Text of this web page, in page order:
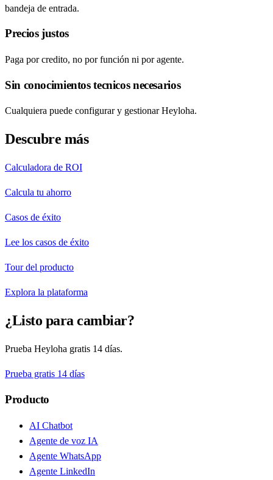
bandeja de entrada.
Precios justos
Paga por credito, no por función ni por agente.
Sin conocimientos tecnicos necesarios
Cualquiera puede configurar y gestionar Heyloha.
Descubre más
Calculadora de ROI
Calcula tu ahorro
Casos de éxito
Lee los casos de éxito
Tour del producto
Explora la plataforma
¿Listo para cambiar?
Prueba Heyloha gratis 14 días.
Prueba gratis 14 días
Producto
AI Chatbot
Agente de voz IA
Agente WhatsApp
Agente LinkedIn